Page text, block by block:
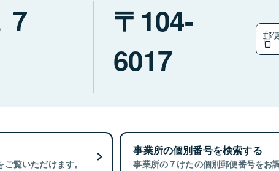
104-
6017
郵
覧いただけます。
事業所の個別番号を検索する
事業所の７けたの個別郵便番号をお